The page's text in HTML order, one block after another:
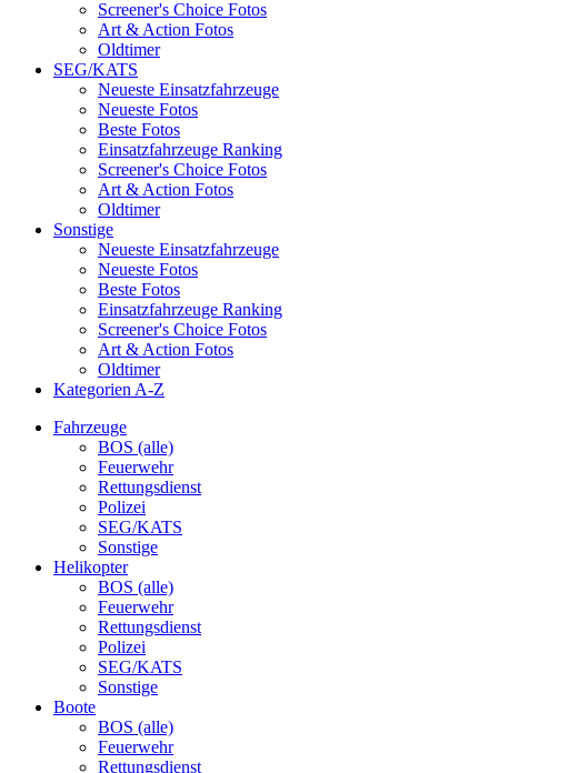
Screener's Choice Fotos
Art & Action Fotos
Oldtimer
SEG/KATS
Neueste Einsatzfahrzeuge
Neueste Fotos
Beste Fotos
Einsatzfahrzeuge Ranking
Screener's Choice Fotos
Art & Action Fotos
Oldtimer
Sonstige
Neueste Einsatzfahrzeuge
Neueste Fotos
Beste Fotos
Einsatzfahrzeuge Ranking
Screener's Choice Fotos
Art & Action Fotos
Oldtimer
Kategorien A-Z
Fahrzeuge
BOS (alle)
Feuerwehr
Rettungsdienst
Polizei
SEG/KATS
Sonstige
Helikopter
BOS (alle)
Feuerwehr
Rettungsdienst
Polizei
SEG/KATS
Sonstige
Boote
BOS (alle)
Feuerwehr
Rettungsdienst